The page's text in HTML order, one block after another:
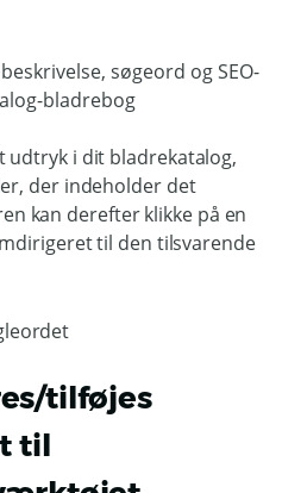
i dit bladrekatalog,
der indeholder det
kan derefter klikke på en
til den tilsvarende
tilføjes
til